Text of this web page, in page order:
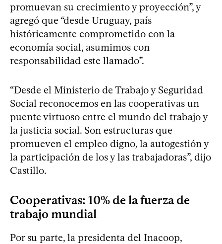
promuevan su crecimiento y proyección”, y
agregó que “desde Uruguay, país
históricamente comprometido con la
economía social, asumimos con
responsabilidad este llamado”.
“Desde el Ministerio de Trabajo y Seguridad
Social reconocemos en las cooperativas un
puente virtuoso entre el mundo del trabajo y
la justicia social. Son estructuras que
promueven el empleo digno, la autogestión y
la participación de los y las trabajadoras”, dijo
Castillo.
Cooperativas: 10% de la fuerza de
trabajo mundial
Por su parte, la presidenta del Inacoop,